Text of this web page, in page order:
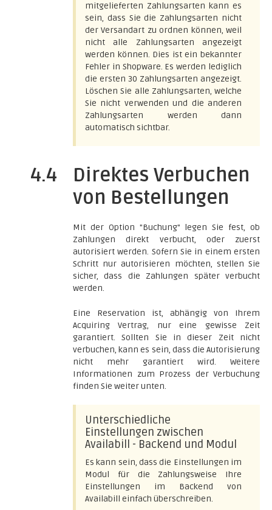
mitgelieferten Zahlungsarten kann es
sein, dass Sie die Zahlungsarten nicht
der Versandart zu ordnen können, weil
nicht alle Zahlungsarten angezeigt
werden können. Dies ist ein bekannter
Fehler in Shopware. Es werden lediglich
die ersten 30 Zahlungsarten angezeigt.
Löschen Sie alle Zahlungsarten, welche
Sie nicht verwenden und die anderen
Zahlungsarten werden dann
automatisch sichtbar.
4.4
Direktes Verbuchen
von Bestellungen
Mit der Option "Buchung" legen Sie fest, ob
Zahlungen direkt verbucht, oder zuerst
autorisiert werden. Sofern Sie in einem ersten
Schritt nur autorisieren möchten, stellen Sie
sicher, dass die Zahlungen später verbucht
werden.
Eine Reservation ist, abhängig von Ihrem
Acquiring Vertrag, nur eine gewisse Zeit
garantiert. Sollten Sie in dieser Zeit nicht
verbuchen, kann es sein, dass die Autorisierung
nicht mehr garantiert wird. Weitere
Informationen zum Prozess der Verbuchung
finden Sie weiter unten.
Unterschiedliche
Einstellungen zwischen
Availabill - Backend und Modul
Es kann sein, dass die Einstellungen im
Modul für die Zahlungsweise Ihre
Einstellungen im Backend von
Availabill einfach überschreiben.